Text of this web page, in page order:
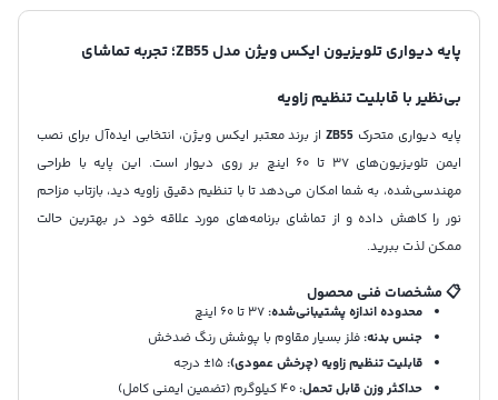
پایه دیواری تلویزیون ایکس ویژن مدل ZB55؛ تجربه تماشای
بی‌نظیر با قابلیت تنظیم زاویه
پایه دیواری متحرک ZB55از برند معتبر ایکس ویژن، انتخابی ایده‌آل برای نصب
ایمن تلویزیون‌های ۳۷ تا ۶۰ اینچ بر روی دیوار است. این پایه با طراحی
مهندسی‌شده، به شما امکان می‌دهد تا با تنظیم دقیق زاویه دید، بازتاب مزاحم
نور را کاهش داده و از تماشای برنامه‌های مورد علاقه خود در بهترین حالت
ممکن لذت ببرید.
📋 مشخصات فنی محصول
محدوده اندازه پشتیبانی‌شده:۳۷ تا ۶۰ اینچ
جنس بدنه:فلز بسیار مقاوم با پوشش رنگ ضدخش
قابلیت تنظیم زاویه (چرخش عمودی):۱۵± درجه
حداکثر وزن قابل تحمل:۴۰ کیلوگرم (تضمین ایمنی کامل)